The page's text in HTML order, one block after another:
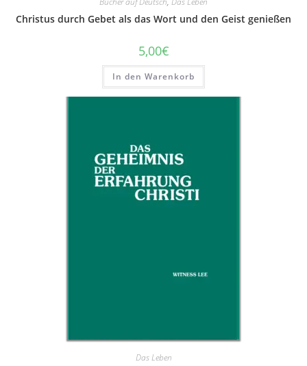
Christus durch Gebet als das Wort und den Geist genießen
5,00€
In den Warenkorb
Das Leben